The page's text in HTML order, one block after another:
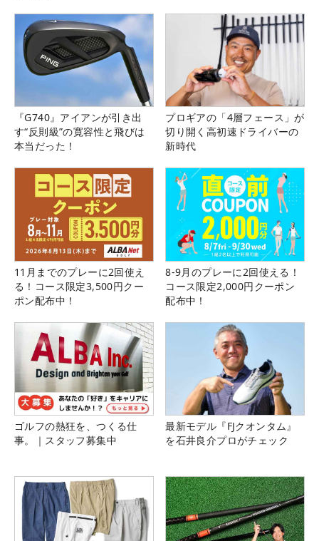
『G740』アイアンが引き出
す“反則級”の寛容性と飛びは
本当だった！
プロギアの「4層フェース」が
切り開く高初速ドライバーの
新時代
11月までのプレーに2回使え
る！コース限定3,500円クー
ポン配布中！
8-9月のプレーに2回使える！
コース限定2,000円クーポン
配布中！
ゴルフの熱狂を、つくる仕
事。｜スタッフ募集中
最新モデル『FJクオンタム』
を石井良介プロがチェック